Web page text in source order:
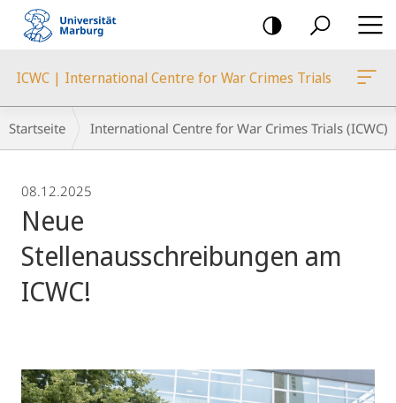
Mobile-
Navigation
ICWC | International Centre for War Crimes Trials
Breadcrumb-
Navigation
Startseite International Centre for War Crimes Trials (ICWC)
08.12.2025
Neue
Stellenausschreibungen am
ICWC!